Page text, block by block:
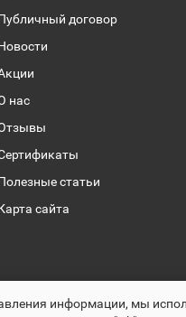
договор
нас
статьи
сайта
информации, мы